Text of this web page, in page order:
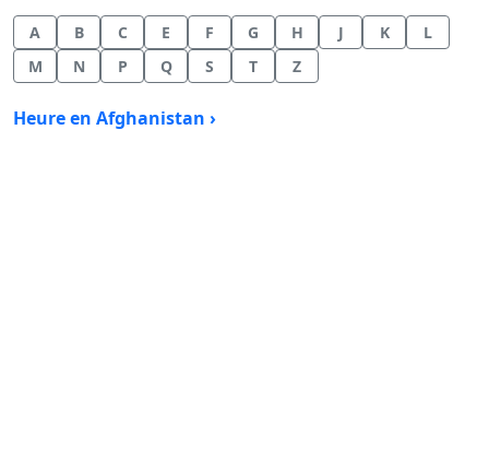
A B C E F G H J K
L
M
N P Q S T Z
Heure en Afghanistan ›